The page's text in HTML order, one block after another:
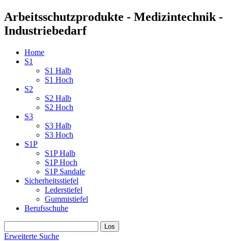
Arbeitsschutzprodukte - Medizintechnik -
Industriebedarf
Home
S1
S1 Halb
S1 Hoch
S2
S2 Halb
S2 Hoch
S3
S3 Halb
S3 Hoch
S1P
S1P Halb
S1P Hoch
S1P Sandale
Sicherheitsstiefel
Lederstiefel
Gummistiefel
Berufsschuhe
Erweiterte Suche